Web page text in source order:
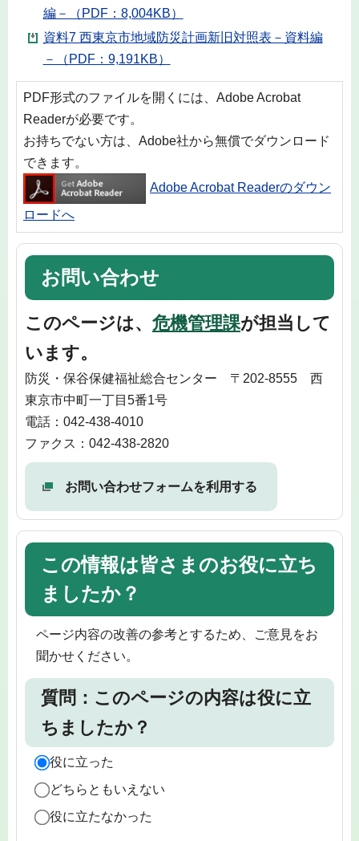
編－（PDF：8,004KB）
資料7 西東京市地域防災計画新旧対照表－資料編
－（PDF：9,191KB）
PDF形式のファイルを開くには、Adobe Acrobat
Readerが必要です。
お持ちでない方は、Adobe社から無償でダウンロード
できます。
Adobe Acrobat Readerのダウン
ロードへ
お問い合わせ
このページは、 危機管理課が担当して
います。
防災・保谷保健福祉総合センター 〒202-8555 西
東京市中町一丁目5番1号
電話：042-438-4010
ファクス：042-438-2820
お問い合わせフォームを利用する
この情報は皆さまのお役に立ち
ましたか？
ページ内容の改善の参考とするため、ご意見をお
聞かせください。
質問：このページの内容は役に立
ちましたか？
役に立った
どちらともいえない
役に立たなかった